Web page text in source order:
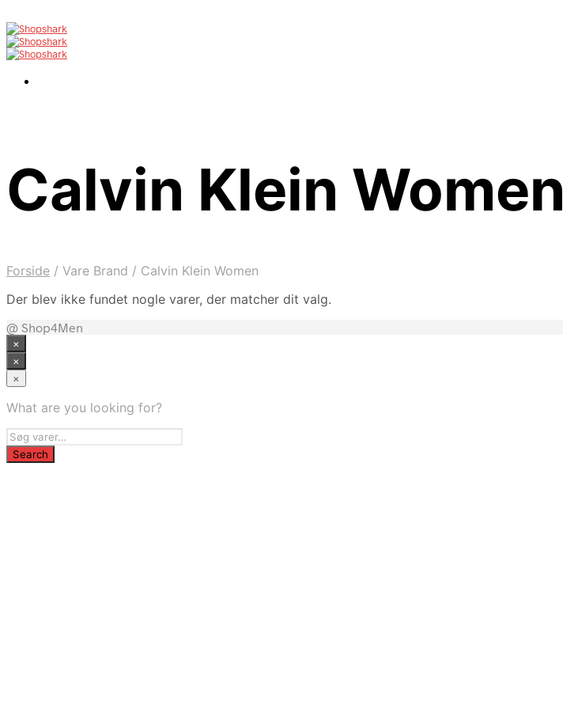
Calvin Klein Women
Forside / Vare Brand / Calvin Klein Women
Der blev ikke fundet nogle varer, der matcher dit valg.
@ Shop4Men
×
×
×
What are you looking for?